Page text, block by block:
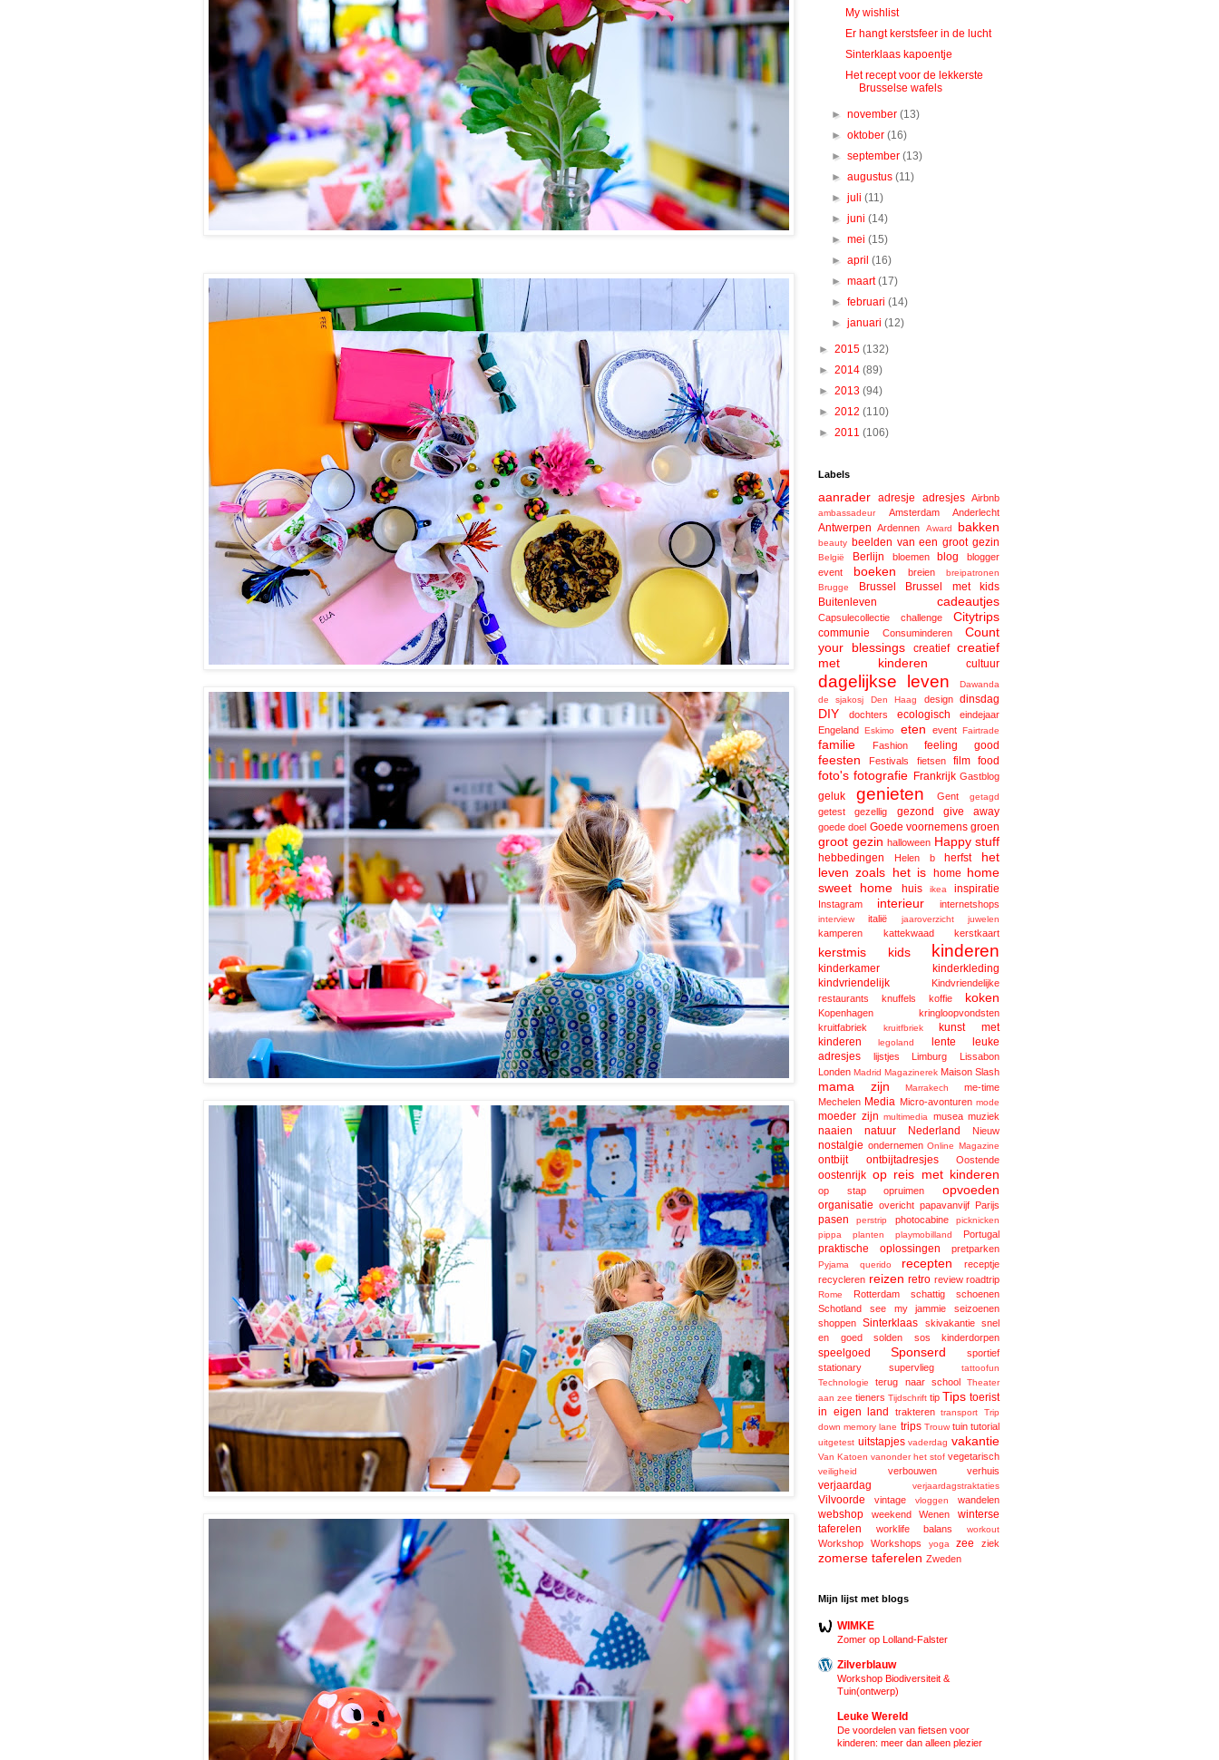
My wishlist
Er hangt kerstsfeer in de lucht
Sinterklaas kapoentje
Het recept voor de lekkerste
Brusselse wafels
►november(13)
►oktober(16)
►september(13)
►augustus(11)
►juli(11)
►juni(14)
►mei(15)
►april(16)
►maart(17)
►februari(14)
►januari(12)
► 2015 (132)
► 2014 (89)
► 2013 (94)
► 2012 (110)
► 2011 (106)
Labels
aanrader adresje adresjes Airbnb
ambassadeur Amsterdam Anderlecht
Antwerpen Ardennen Award bakken
beauty beelden van een groot gezin
België Berlijn bloemen blog
blogger
event
boeken breien
breipatronen
Brugge
Brussel
Brussel met kids
Buitenleven
cadeautjes
Capsulecollectie challenge Citytrips
communie Consuminderen
Count
your blessings
creatief creatief
met kinderen
cultuur
dagelijkse leven
Dawanda
de sjakosj
Den Haag design dinsdag
DIY dochters ecologisch
eindejaar
Engeland
Eskimo eten event Fairtrade
familie Fashion feeling good
feesten Festivals fietsen film food
foto's fotografie Frankrijk Gastblog
geluk genieten Gent getagd
getest gezellig gezond give away
goede doel Goede voornemens groen
groot gezin halloween Happy stuff
hebbedingen Helen b herfst
het
leven zoals het is
home home
sweet home
huis ikea inspiratie
Instagram interieur internetshops
interview italië jaaroverzicht juwelen
kamperen kattekwaad kerstkaart
kerstmis kids kinderen
kinderkamer
kinderkleding
kindvriendelijk
Kindvriendelijke
restaurants
knuffels koffie koken
Kopenhagen
kringloopvondsten
kruitfabriek
kruitfbriek
kunst met
kinderen
legoland lente
leuke
adresjes
lijstjes Limburg
Lissabon
Londen Madrid Magazinerek Maison Slash
mama zijn Marrakech
me-time
Mechelen Media Micro-avonturen mode
moeder zijn multimedia musea muziek
naaien natuur Nederland Nieuw
nostalgie ondernemen Online Magazine
ontbijt ontbijtadresjes Oostende
oostenrijk op reis met kinderen
op stap opruimen opvoeden
organisatie overicht papavanvijf Parijs
pasen perstrip photocabine
picknicken
pippa
planten playmobilland Portugal
praktische oplossingen pretparken
Pyjama querido recepten
receptje
recycleren reizen retro review roadtrip
Rome Rotterdam schattig
schoenen
Schotland
see my jammie
seizoenen
shoppen
Sinterklaas skivakantie
snel
en goed
solden sos kinderdorpen
speelgoed Sponserd
sportief
stationary
supervlieg
tattoofun
Technologie
terug naar school
Theater
aan zee tieners Tijdschrift tip Tips toerist
in eigen land
trakteren transport
Trip
down memory lane trips Trouw tuin tutorial
uitgetest uitstapjes vaderdag vakantie
Van Katoen vanonder het stof vegetarisch
veiligheid verbouwen verhuis
verjaardag verjaardagstraktaties
Vilvoorde vintage vloggen wandelen
webshop weekend Wenen
winterse
taferelen
worklife balans workout
Workshop Workshops yoga zee ziek
zomerse taferelen Zweden
Mijn lijst met blogs
WIMKE
Zomer op Lolland-Falster
Zilverblauw
Workshop Biodiversiteit &
Tuin(ontwerp)
Leuke Wereld
De voordelen van fietsen voor
kinderen: meer dan alleen plezier